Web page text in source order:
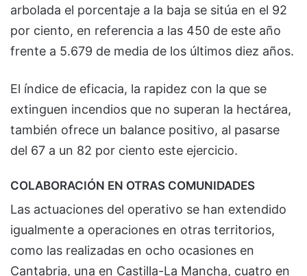
arbolada el porcentaje a la baja se sitúa en el 92
por ciento, en referencia a las 450 de este año
frente a 5.679 de media de los últimos diez años.
El índice de eficacia, la rapidez con la que se
extinguen incendios que no superan la hectárea,
también ofrece un balance positivo, al pasarse
del 67 a un 82 por ciento este ejercicio.
COLABORACIÓN EN OTRAS COMUNIDADES
Las actuaciones del operativo se han extendido
igualmente a operaciones en otras territorios,
como las realizadas en ocho ocasiones en
Cantabria, una en Castilla-La Mancha, cuatro en